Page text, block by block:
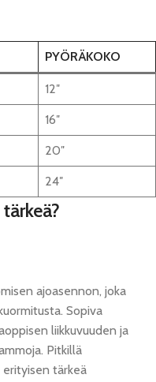
PYÖRÄKOKO
12″
16″
20″
24″
ajoasennon, joka
Sopiva
liikkuvuuden ja
Pitkillä
tärkeä